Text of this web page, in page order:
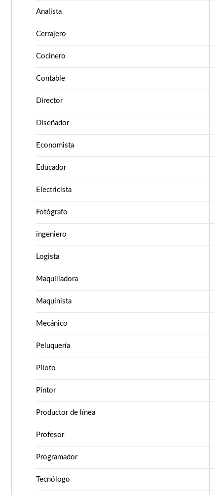
Analista
Cerrajero
Cocinero
Contable
Director
Diseñador
Economista
Educador
Electricista
Fotógrafo
ingeniero
Logista
Maquilladora
Maquinista
Mecánico
Peluquería
Piloto
Pintor
Productor de línea
Profesor
Programador
Tecnólogo